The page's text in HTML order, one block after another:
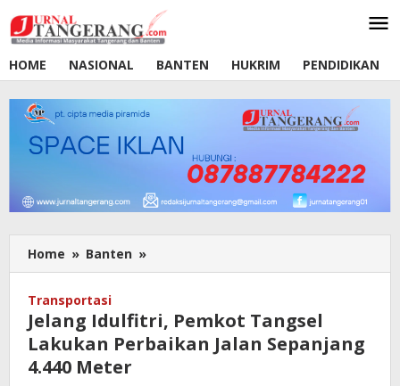
ke
konten
HOME
NASIONAL BANTEN HUKRIM PENDIDIKAN
Home » Banten »
Idulfitri,
Lakukan
Perbaikan
Transportasi
Jelang Idulfitri, Pemkot Tangsel
Lakukan Perbaikan Jalan Sepanjang
4.440 Meter